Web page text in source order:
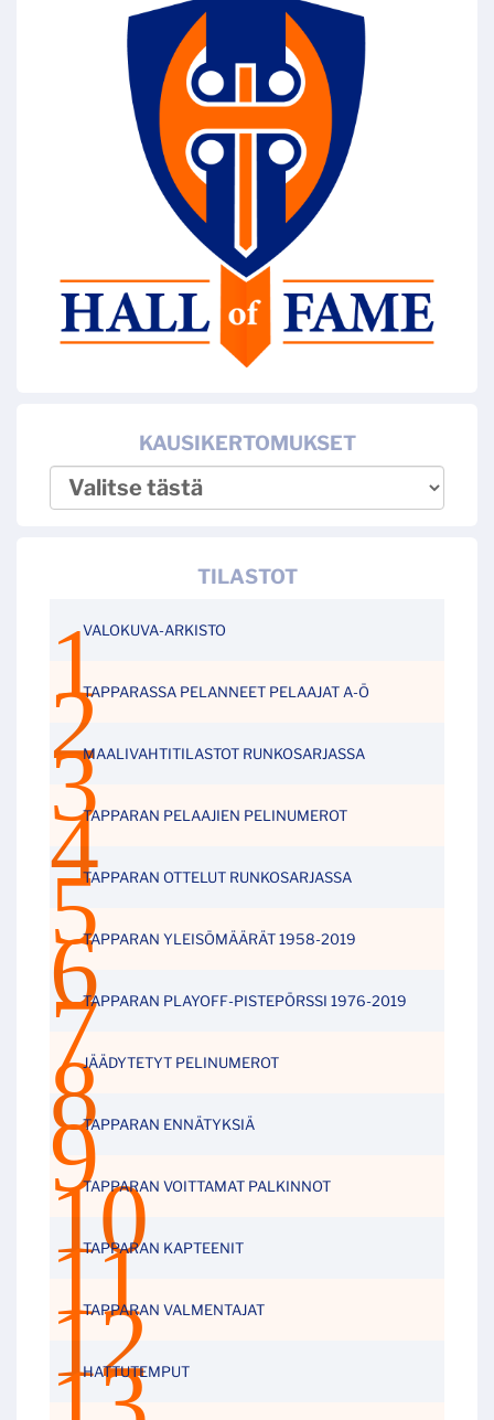
KAUSIKERTOMUKSET
TILASTOT
VALOKUVA-ARKISTO
TAPPARASSA PELANNEET PELAAJAT A-Ö
MAALIVAHTITILASTOT RUNKOSARJASSA
TAPPARAN PELAAJIEN PELINUMEROT
TAPPARAN OTTELUT RUNKOSARJASSA
TAPPARAN YLEISÖMÄÄRÄT 1958-2019
TAPPARAN PLAYOFF-PISTEPÖRSSI 1976-2019
JÄÄDYTETYT PELINUMEROT
TAPPARAN ENNÄTYKSIÄ
TAPPARAN VOITTAMAT PALKINNOT
TAPPARAN KAPTEENIT
TAPPARAN VALMENTAJAT
HATTUTEMPUT